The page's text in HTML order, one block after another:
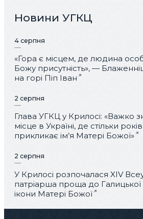
Новини УГКЦ
4 серпня
«Гора є місцем, де людина
Божу присутність», —
на горі Піп Іван
2 серпня
Глава УГКЦ у Крилосі: «Важко
місце в Україні, де стільки
прикликає ім’я Матері Божої»
2 серпня
У Крилосі розпочалася XIV
патріарша проща до Галицької
ікони Матері Божої